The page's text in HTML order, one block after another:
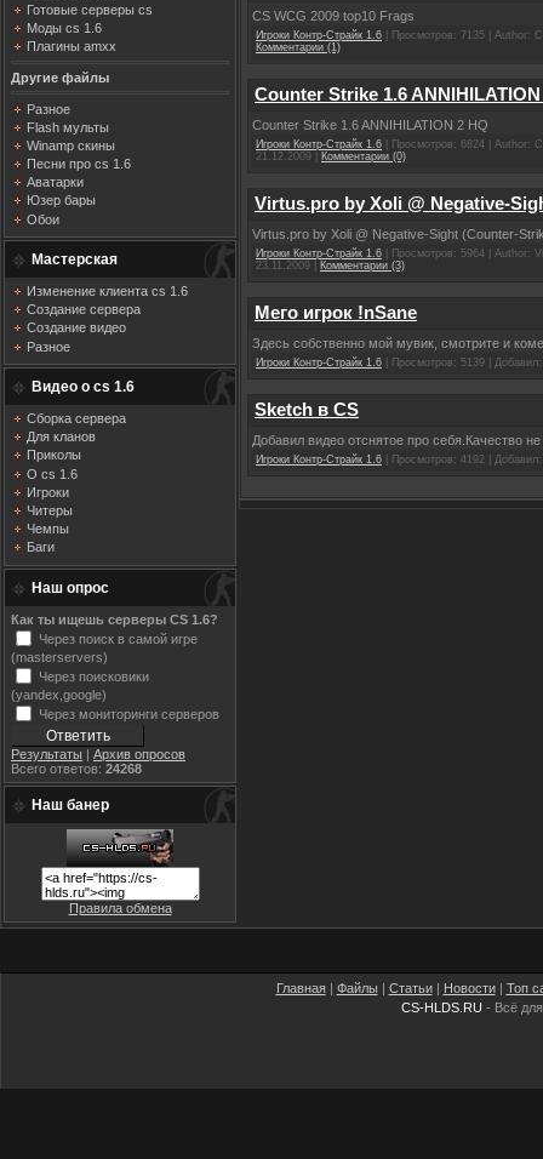
Готовые серверы cs
Моды cs 1.6
Плагины amxx
Другие файлы
Разное
Flash мульты
Winamp скины
Песни про cs 1.6
Аватарки
Юзер бары
Обои
Мастерская
Изменение клиента cs 1.6
Создание сервера
Создание видео
Разное
Видео о cs 1.6
Сборка сервера
Для кланов
Приколы
О cs 1.6
Игроки
Читеры
Чемпы
Баги
Наш опрос
Как ты ищешь серверы CS 1.6?
Через поиск в самой игре
(masterservers)
Через поисковики
(yandex,google)
Через мониторинги серверов
Результаты | Архив опросов
Всего ответов: 24268
Наш банер
Правила обмена
CS WCG 2009 top10 Frags
Игроки Контр-Страйк 1.6 | Просмотров: 7135 | Author:
Комментарии (1)
Counter Strike 1.6
Counter Strike 1.6 ANNIHILATION 2 HQ
Игроки Контр-Страйк 1.6 | Просмотров: 6824 | Author:
21.12.2009
Комментарии (0)
Virtus.pro by Xoli @ Negative-
Virtus.pro by Xoli @ Negative-Sight (Counter-
Игроки Контр-Страйк 1.6 | Просмотров: 5964 | Author:
23.11.2009
Комментарии (3)
Мего игрок !nSane
Здесь собственно мой мувик, смотрите и
Игроки Контр-Страйк 1.6 | Просмотров: 5139 |
Sketch в CS
Добавил видео отснятое про себя.Качество
Игроки Контр-Страйк 1.6 | Просмотров: 4192 |
Главная| Файлы | Статьи| Новости| Топ
CS-HLDS.RU - Всё